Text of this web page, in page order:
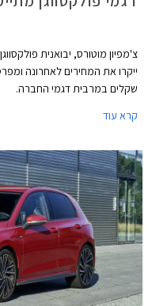
צ'מפיון מוטורס, יבואנית
ייקרו את המחירים לאחרונה
שקלים במרבית דגמי החברה.
קרא עוד